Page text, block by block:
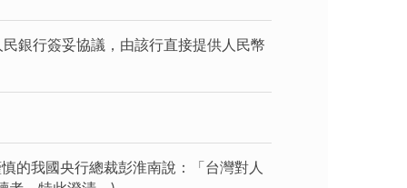
銀行簽妥協議，由該行直接提供人民幣
的我國央行總裁彭淮南說：「台灣對人